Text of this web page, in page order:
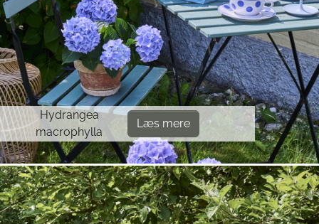
Hydrangea
macrophylla
Læs mere